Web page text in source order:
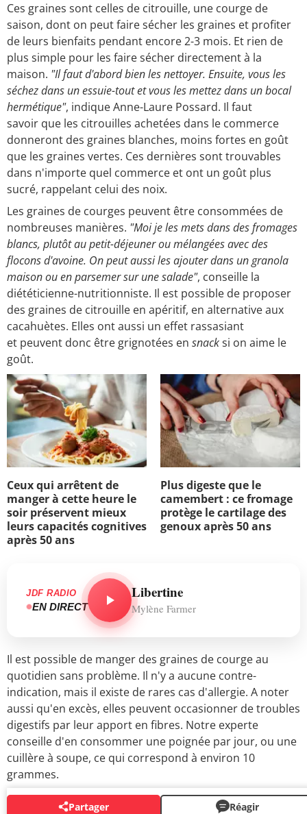
Ces graines sont celles de citrouille, une courge de
saison, dont on peut faire sécher les graines et profiter
de leurs bienfaits pendant encore 2-3 mois. Et rien de
plus simple pour les faire sécher directement à la
maison. "Il faut d'abord bien les nettoyer. Ensuite, vous les
séchez dans un essuie-tout et vous les mettez dans un bocal
hermétique", indique Anne-Laure Possard. Il faut
savoir que les citrouilles achetées dans le commerce
donneront des graines blanches, moins fortes en goût
que les graines vertes. Ces dernières sont trouvables
dans n'importe quel commerce et ont un goût plus
sucré, rappelant celui des noix.
Les graines de courges peuvent être consommées de
nombreuses manières. "Moi je les mets dans des fromages
blancs, plutôt au petit-déjeuner ou mélangées avec des
flocons d'avoine. On peut aussi les ajouter dans un granola
maison ou en parsemer sur une salade", conseille la
diététicienne-nutritionniste. Il est possible de proposer
des graines de citrouille en apéritif, en alternative aux
cacahuètes. Elles ont aussi un effet rassasiant
et peuvent donc être grignotées en snacksi on aime le
goût.
Ceux qui arrêtent de
manger à cette heure le
soir préservent mieux
leurs capacités cognitives
après 50 ans
Plus digeste que le
camembert : ce fromage
protège le cartilage des
genoux après 50 ans
JDF RADIO
EN DIRECT
Libertine
Mylène Farmer
Il est possible de manger des graines de courge au
quotidien sans problème. Il n'y a aucune contre-
indication, mais il existe de rares cas d'allergie. A noter
aussi qu'en excès, elles peuvent occasionner de troubles
digestifs par leur apport en fibres. Notre experte
conseille d'en consommer une poignée par jour, ou une
cuillère à soupe, ce qui correspond à environ 10
grammes.
Partager Réagir